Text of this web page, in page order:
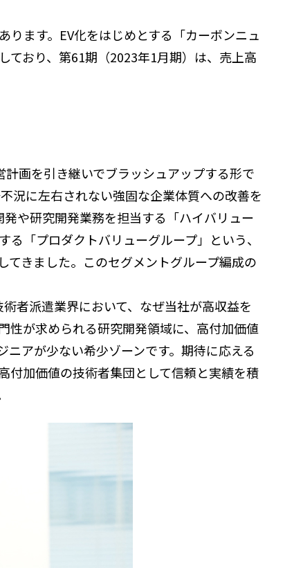
ます。EV化をはじめとする「カーボンニュ
ており、第61期（2023年1月期）は、売上高
画を引き継いでブラッシュアップする形で
況に左右されない強固な企業体質への改善を
や研究開発業務を担当する「ハイバリュー
「プロダクトバリューグループ」という、
てきました。このセグメントグループ編成の
者派遣業界において、なぜ当社が高収益を
性が求められる研究開発領域に、高付加価値
アが少ない希少ゾーンです。期待に応える
付加価値の技術者集団として信頼と実績を積